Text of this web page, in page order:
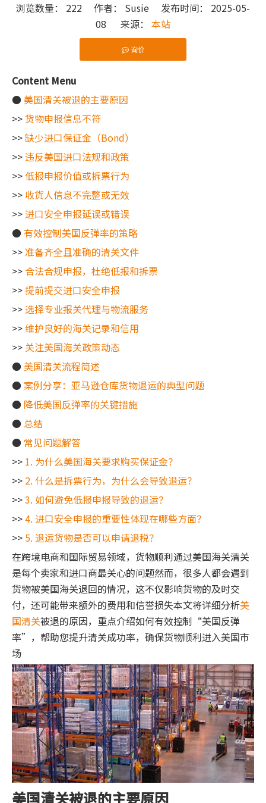
浏览数量： 222 作者： Susie 发布时间： 2025-05-
08 来源： 本站
询价
["wechat"]
Content Menu
● 美国清关被退的主要原因
>>货物申报信息不符
>>缺少进口保证金（Bond）
>>违反美国进口法规和政策
>>低报申报价值或拆票行为
>> 收货人信息不完整或无效
>>进口安全申报延误或错误
● 有效控制美国反弹率的策略
>>准备齐全且准确的清关文件
>> 合法合规申报，杜绝低报和拆票
>>提前提交进口安全申报
>>选择专业报关代理与物流服务
>>维护良好的海关记录和信用
>> 关注美国海关政策动态
● 美国清关流程简述
●案例分享：亚马逊仓库货物退运的典型问题
● 降低美国反弹率的关键措施
● 总结
● 常见问题解答
>> 1. 为什么美国海关要求购买保证金？
>> 2. 什么是拆票行为，为什么会导致退运？
>>3. 如何避免低报申报导致的退运？
>>4. 进口安全申报的重要性体现在哪些方面？
>> 5. 退运货物是否可以申请退税？
在跨境电商和国际贸易领域，货物顺利通过美国海关清关
是每个卖家和进口商最关心的问题然而，很多人都会遇到
货物被美国海关退回的情况，这不仅影响货物的及时交
付，还可能带来额外的费用和信誉损失本文将详细分析美
国清关被退的原因，重点介绍如何有效控制“美国反弹
率”，帮助您提升清关成功率，确保货物顺利进入美国市
场
美国清关被退的主要原因